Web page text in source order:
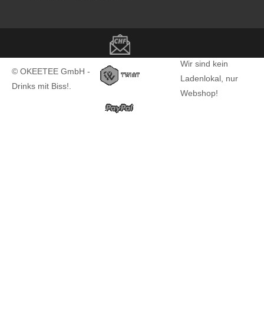
© OKEETEE GmbH -
Drinks mit Biss!.
Wir sind kein
Ladenlokal, nur
Webshop!